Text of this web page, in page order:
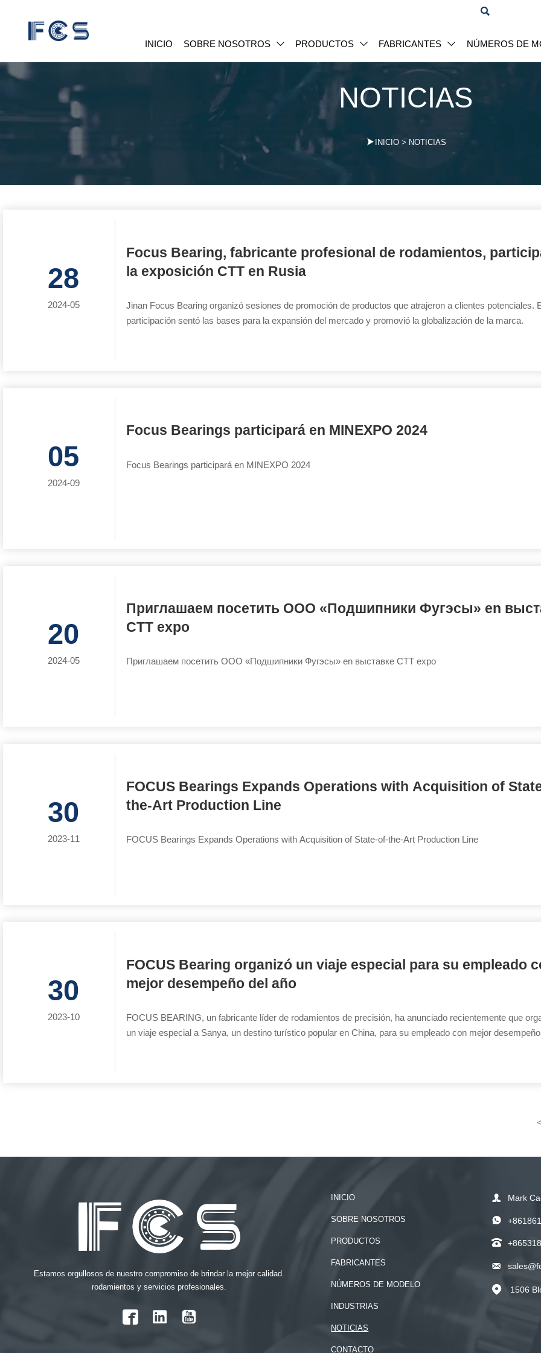
NOTICIAS
 INICIO> NOTICIAS
28
2024-05
Focus Bearing, fabricante profesional de rodamientos,
la exposición CTT en Rusia
Jinan Focus Bearing organizó sesiones de promoción de productos que atrajeron a clientes potenciales.
participación sentó las bases para la expansión del mercado y promovió la globalización de la marca.
05
2024-09
Focus Bearings participará en MINEXPO 2024
Focus Bearings participará en MINEXPO 2024
20
2024-05
Приглашаем посетить ООО «Подшипники Фугэсы» en
CTT expo
Приглашаем посетить ООО «Подшипники Фугэсы» en выставке CTT expo
30
2023-11
FOCUS Bearings Expands Operations with Acquisition of
the-Art Production Line
FOCUS Bearings Expands Operations with Acquisition of State-of-the-Art Production Line
30
2023-10
FOCUS Bearing organizó un viaje especial para su empleado
mejor desempeño del año
FOCUS BEARING, un fabricante líder de rodamientos de precisión, ha anunciado recientemente que
un viaje especial a Sanya, un destino turístico popular en China, para su empleado con mejor
<
Estamos orgullosos de nuestro compromiso de brindar la mejor calidad.
rodamientos y servicios profesionales.

INICIO
SOBRE NOSOTROS
PRODUCTOS
FABRICANTES
NÚMEROS DE MODELO
INDUSTRIAS
NOTICIAS
CONTACTO
 Mark



 1506

INICIO SOBRE NOSOTROS  PRODUCTOS  FABRICANTES  NÚMEROS DE